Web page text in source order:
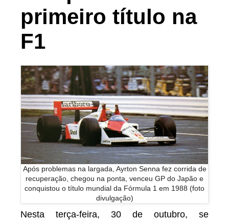
primeiro título na
F1
Após problemas na largada, Ayrton Senna fez corrida de
recuperação, chegou na ponta, venceu GP do Japão e
conquistou o título mundial da Fórmula 1 em 1988 (foto
divulgação)
Nesta terça-feira, 30 de outubro, se